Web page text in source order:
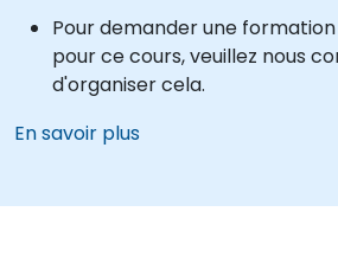
Pour demander une
pour ce cours, veuillez nous
d'organiser cela.
En savoir plus